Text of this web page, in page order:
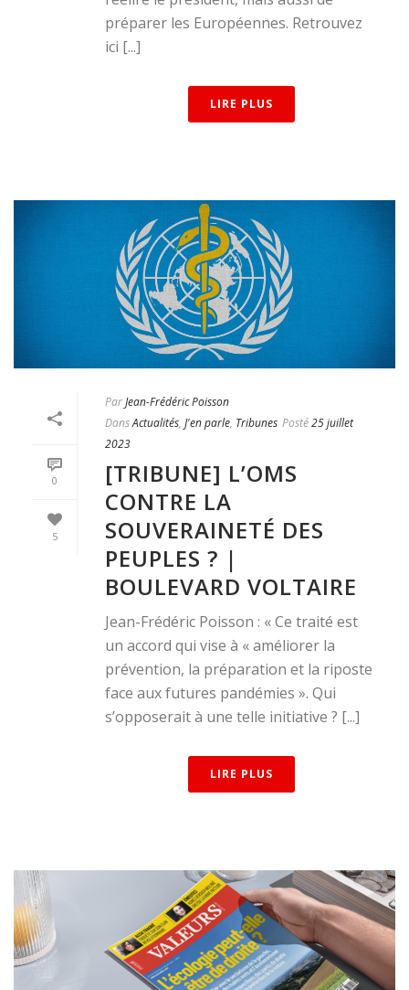
préparer les Européennes. Retrouvez
ici [...]
LIRE PLUS
0
5
ParJean-Frédéric Poisson
DansActualités, J'en parle, Tribunes Posté25 juillet
2023
[TRIBUNE] L’OMS
CONTRE LA
SOUVERAINETÉ DES
PEUPLES ? |
BOULEVARD VOLTAIRE
Jean-Frédéric Poisson : « Ce traité est
un accord qui vise à « améliorer la
prévention, la préparation et la riposte
face aux futures pandémies ». Qui
s’opposerait à une telle initiative ? [...]
LIRE PLUS